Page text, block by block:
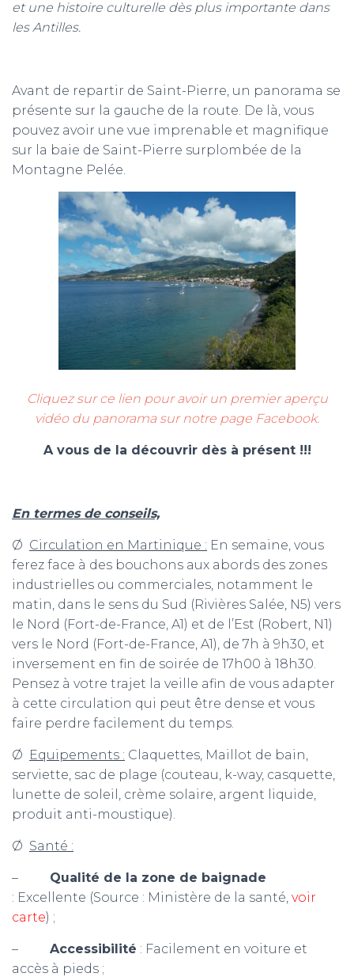
et une histoire culturelle dès plus importante dans
les Antilles.
Avant de repartir de Saint-Pierre, un panorama se
présente sur la gauche de la route. De là, vous
pouvez avoir une vue imprenable et magnifique
sur la baie de Saint-Pierre surplombée de la
Montagne Pelée.
Cliquez sur ce lien pour avoir un premier aperçu
vidéo du panorama sur notre page Facebook.
A vous de la découvrir dès à présent !!!
En termes de conseils,
Ø Circulation en Martinique : En semaine, vous
ferez face à des bouchons aux abords des zones
industrielles ou commerciales, notamment le
matin, dans le sens du Sud (Rivières Salée, N5) vers
le Nord (Fort-de-France, A1) et de l’Est (Robert, N1)
vers le Nord (Fort-de-France, A1), de 7h à 9h30, et
inversement en fin de soirée de 17h00 à 18h30.
Pensez à votre trajet la veille afin de vous adapter
à cette circulation qui peut être dense et vous
faire perdre facilement du temps.
Ø Equipements : Claquettes, Maillot de bain,
serviette, sac de plage (couteau, k-way, casquette,
lunette de soleil, crème solaire, argent liquide,
produit anti-moustique).
Ø Santé :
– Qualité de la zone de baignade
: Excellente (Source : Ministère de la santé, voir
carte) ;
– Accessibilité : Facilement en voiture et
accès à pieds ;